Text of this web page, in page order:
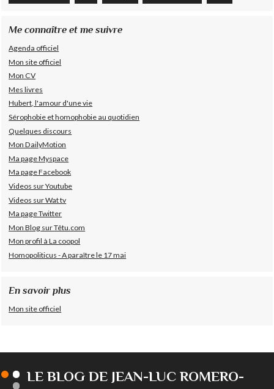
Me connaître et me suivre
Agenda officiel
Mon site officiel
Mon CV
Mes livres
Hubert, l'amour d'une vie
Sérophobie et homophobie au quotidien
Quelques discours
Mon DailyMotion
Ma page Myspace
Ma page Facebook
Videos sur Youtube
Videos sur Wat tv
Ma page Twitter
Mon Blog sur Têtu.com
Mon profil à La coopol
Homopoliticus - A paraître le 17 mai
En savoir plus
Mon site officiel
LE BLOG DE JEAN-LUC ROMERO-